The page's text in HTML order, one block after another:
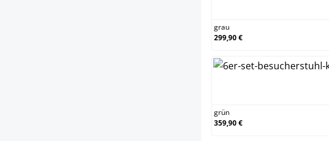
grau
299,90 €
grün
359,90 €